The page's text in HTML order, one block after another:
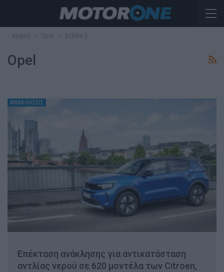
Αρχική Opel Σελίδα 2
Opel
ΑΝΑΚΛΗΣΕΙΣ
Επέκταση ανάκλησης για αντικατάσταση
αντλίας νερού σε 620 μοντέλα των Citroen,